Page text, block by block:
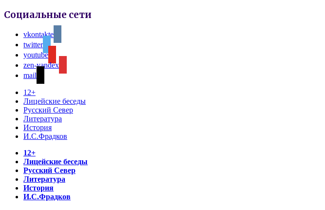
Социальные сети
vkontakte
twitter
youtube
zen-yandex
mail
12+
Лицейские беседы
Русский Север
Литература
История
И.С.Фрадков
12+
Лицейские беседы
Русский Север
Литература
История
И.С.Фрадков